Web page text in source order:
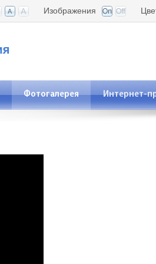
Изображения
Фотогалерея Интернет-